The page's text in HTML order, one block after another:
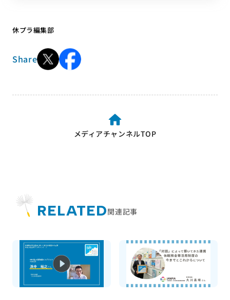
休プラ編集部
Share
メディアチャンネルTOP
RELATED関連記事